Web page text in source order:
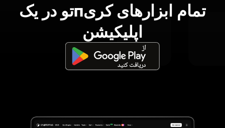
تمام ابزارهای کریпتو در یک
اپلیکیشن